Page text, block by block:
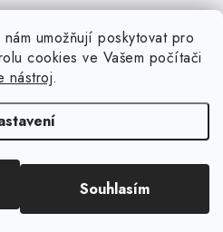
umožňují poskytovat pro
cookies ve Vašem počítači
nástroj.
Souhlasím
Shoptet
práva vyhrazena.Upravit nastavení